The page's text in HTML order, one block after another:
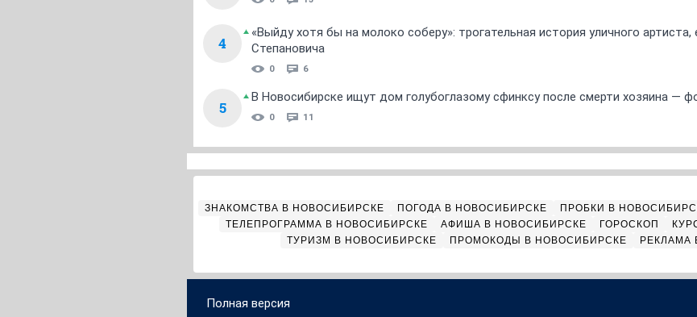
4
«Выйду хотя бы на молоко соберу»: трогательная история уличного
Степановича
0 6
5
В Новосибирске ищут дом голубоглазому сфинксу после смерти хозяина —
0 11
ЗНАКОМСТВА В НОВОСИБИРСКЕ ПОГОДА В НОВОСИБИРСКЕ ПРОБКИ В
ТЕЛЕПРОГРАММА В НОВОСИБИРСКЕ
АФИША В НОВОСИБИРСКЕ ГОРОСКОП
ТУРИЗМ В НОВОСИБИРСКЕ
ПРОМОКОДЫ В НОВОСИБИРСКЕ РЕКЛАМА
Полная версия